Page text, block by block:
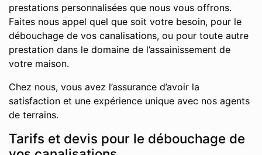
prestations personnalisées que nous vous offrons.
Faites nous appel quel que soit votre besoin, pour le
débouchage de vos canalisations, ou pour toute autre
prestation dans le domaine de l’assainissement de
votre maison.
Chez nous, vous avez l’assurance d’avoir la
satisfaction et une expérience unique avec nos agents
de terrains.
Tarifs et devis pour le débouchage de